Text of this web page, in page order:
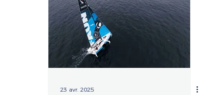
23 avr. 2025